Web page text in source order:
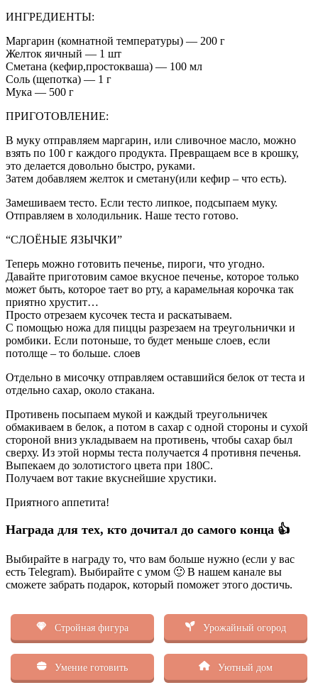
ИНГРЕДИЕНТЫ:
Маргарин (комнатной температуры) — 200 г
Желток яичный — 1 шт
Сметана (кефир,простокваша) — 100 мл
Соль (щепотка) — 1 г
Мука — 500 г
ПРИГОТОВЛЕНИЕ:
В муку отправляем маргарин, или сливочное масло, можно
взять по 100 г каждого продукта. Превращаем все в крошку,
это делается довольно быстро, руками.
Затем добавляем желток и сметану(или кефир – что есть).
Замешиваем тесто. Если тесто липкое, подсыпаем муку.
Отправляем в холодильник. Наше тесто готово.
“СЛОЁНЫЕ ЯЗЫЧКИ”
Теперь можно готовить печенье, пироги, что угодно.
Давайте приготовим самое вкусное печенье, которое только
может быть, которое тает во рту, а карамельная корочка так
приятно хрустит…
Просто отрезаем кусочек теста и раскатываем.
С помощью ножа для пиццы разрезаем на треугольнички и
ромбики. Если потоньше, то будет меньше слоев, если
потолще – то больше. слоев
Отдельно в мисочку отправляем оставшийся белок от теста и
отдельно сахар, около стакана.
Противень посыпаем мукой и каждый треугольничек
обмакиваем в белок, а потом в сахар с одной стороны и сухой
стороной вниз укладываем на противень, чтобы сахар был
сверху. Из этой нормы теста получается 4 противня печенья.
Выпекаем до золотистого цвета при 180С.
Получаем вот такие вкуснейшие хрустики.
Приятного аппетита!
Награда для тех, кто дочитал до самого конца 👍
Выбирайте в награду то, что вам больше нужно (если у вас
есть Telegram). Выбирайте с умом 🙂 В нашем канале вы
сможете забрать подарок, который поможет этого достичь.
Стройная фигура Урожайный огород
Умение готовить Уютный дом